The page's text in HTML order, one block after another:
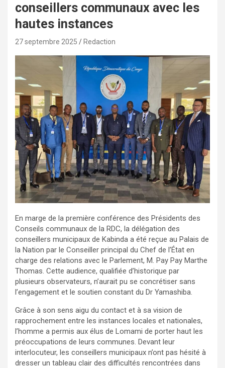
conseillers communaux avec les
hautes instances
27 septembre 2025 Redaction
En marge de la première conférence des Présidents des
Conseils communaux de la RDC, la délégation des
conseillers municipaux de Kabinda a été reçue au Palais de
la Nation par le Conseiller principal du Chef de l’État en
charge des relations avec le Parlement, M. Pay Pay Marthe
Thomas. Cette audience, qualifiée d’historique par
plusieurs observateurs, n’aurait pu se concrétiser sans
l’engagement et le soutien constant du Dr Yamashiba.
Grâce à son sens aigu du contact et à sa vision de
rapprochement entre les instances locales et nationales,
l’homme a permis aux élus de Lomami de porter haut les
préoccupations de leurs communes. Devant leur
interlocuteur, les conseillers municipaux n’ont pas hésité à
dresser un tableau clair des difficultés rencontrées dans